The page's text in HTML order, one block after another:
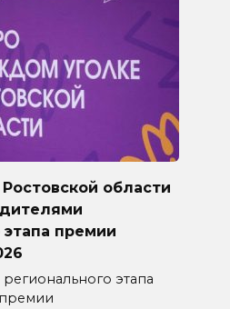
области
премии
этапа